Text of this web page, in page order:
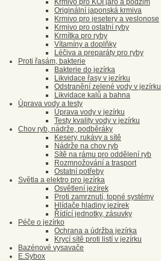
Krmivo pro KOI jaro a podzim
Originální japonská krmiva
Krmivo pro jesetery a veslonose
Krmivo pro ostatní ryby
Krmítka pro ryby
Vítamíny a doplňky
Léčiva a preparáty pro ryby
Proti řasám, bakterie
Bakterie do jezírka
Likvidace řasy v jezírku
Odstranění zelené vody v jezírku
Likvidace kalů a bahna
Úprava vody a testy
Úprava vody v jezírku
Testy kvality vody v jezírku
Chov ryb, nádrže, podběráky
Kesery, rukávy a sítě
Nádrže na chov ryb
Sítě na rámu pro oddělení ryb
Rozmnožování a trasport
Ostatní potřeby
Světla a elektro pro jezírka
Osvětlení jezírek
Proti zamrznutí, topné systémy
Hlídače hladiny jezírek
Řídící jednotky, zásuvky
Péče o jezírko
Ochrana a údržba jezírka
Krycí sítě proti listí v jezírku
Bazénové vysavače
E.Sybox